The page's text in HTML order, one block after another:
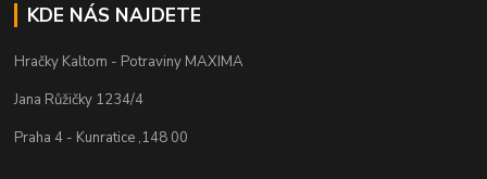
KDE NÁS NAJDETE
Hračky Kaltom - Potraviny MAXIMA
Jana Růžičky 1234/4
Praha 4 - Kunratice ,148 00